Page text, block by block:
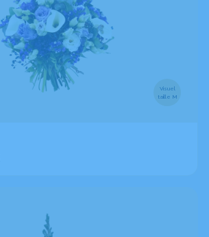
Visuel
taille M